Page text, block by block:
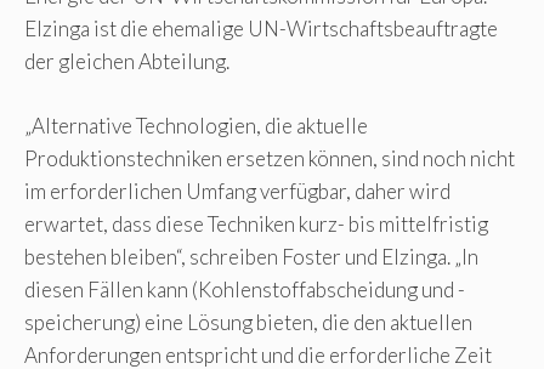
Elzinga ist die ehemalige UN-Wirtschaftsbeauftragte
der gleichen Abteilung.
„Alternative Technologien, die aktuelle
Produktionstechniken ersetzen können, sind noch nicht
im erforderlichen Umfang verfügbar, daher wird
erwartet, dass diese Techniken kurz- bis mittelfristig
bestehen bleiben“, schreiben Foster und Elzinga. „In
diesen Fällen kann (Kohlenstoffabscheidung und -
speicherung) eine Lösung bieten, die den aktuellen
Anforderungen entspricht und die erforderliche Zeit